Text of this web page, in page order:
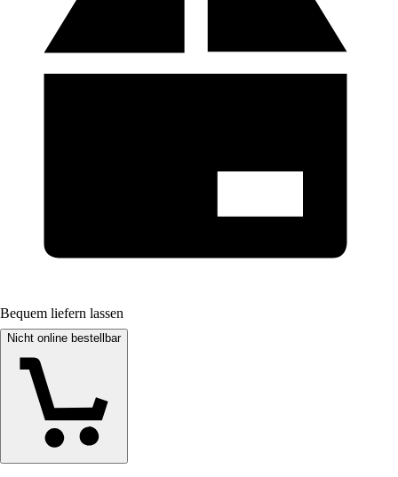
Bequem liefern lassen
Nicht online bestellbar